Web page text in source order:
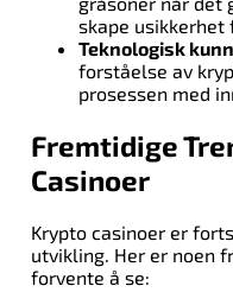
skape usikkerhet
Teknologisk
forståelse av
prosessen med
Fremtidige
Casinoer
Krypto casinoer er
utvikling. Her er noen
forvente å se: